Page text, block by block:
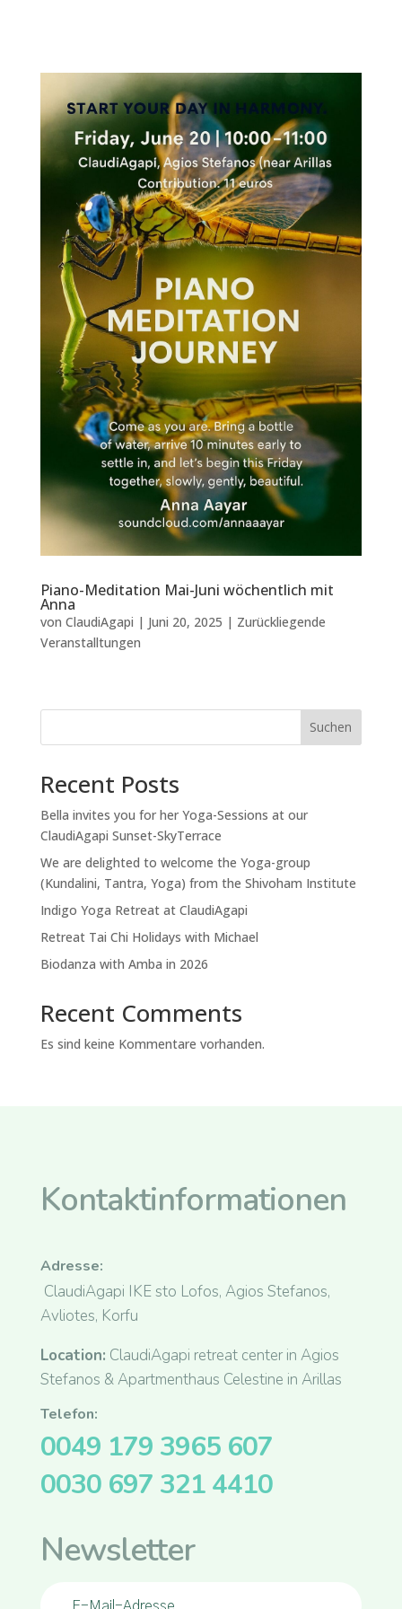
Piano-Meditation Mai-Juni wöchentlich mit
Anna
von ClaudiAgapi | Juni 20, 2025 | Zurückliegende
Veranstalltungen
Suchen
Recent Posts
Bella invites you for her Yoga-Sessions at our
ClaudiAgapi Sunset-SkyTerrace
We are delighted to welcome the Yoga-group
(Kundalini, Tantra, Yoga) from the Shivoham Institute
Indigo Yoga Retreat at ClaudiAgapi
Retreat Tai Chi Holidays with Michael
Biodanza with Amba in 2026
Recent Comments
Es sind keine Kommentare vorhanden.
Kontaktinformationen
Adresse:
ClaudiAgapi IKE sto Lofos, Agios Stefanos,
Avliotes, Korfu
Location: ClaudiAgapi retreat center in Agios
Stefanos & Apartmenthaus Celestine in Arillas
Telefon:
0049 179 3965 607
0030 697 321 4410
Newsletter